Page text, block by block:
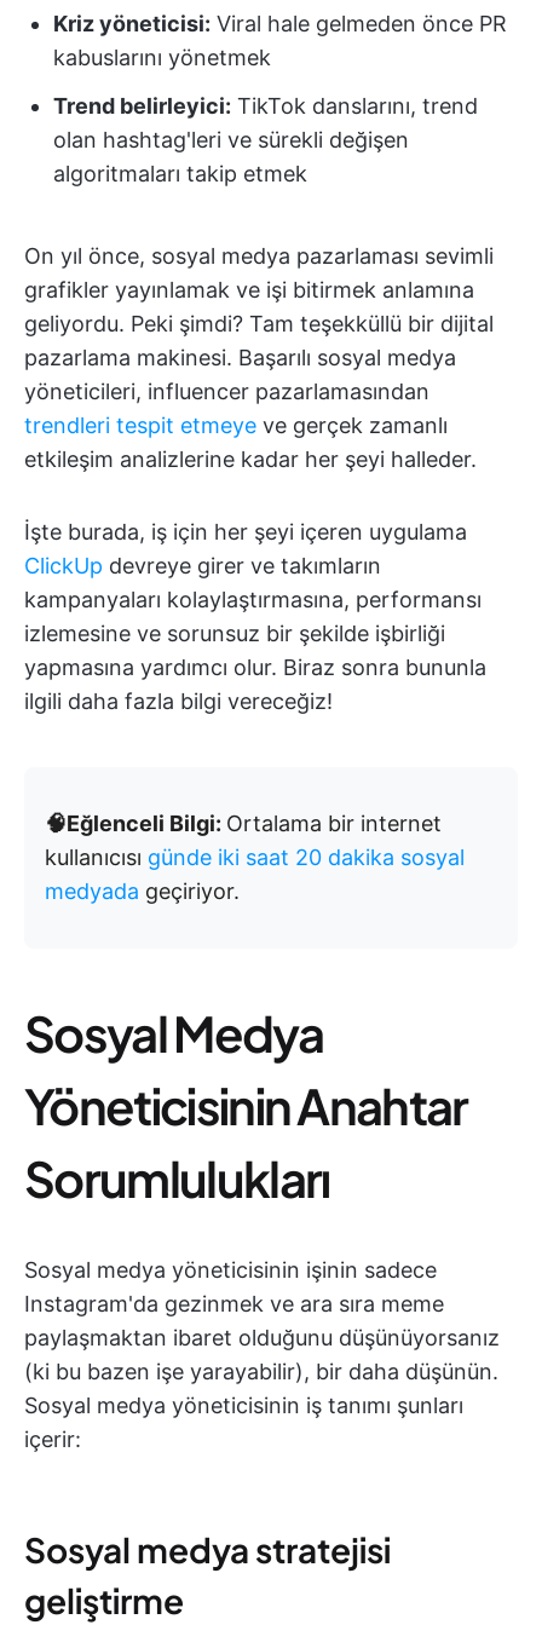
Kriz yöneticisi: Viral hale gelmeden önce PR
kabuslarını yönetmek
Trend belirleyici: TikTok danslarını, trend
olan hashtag'leri ve sürekli değişen
algoritmaları takip etmek
On yıl önce, sosyal medya pazarlaması sevimli
grafikler yayınlamak ve işi bitirmek anlamına
geliyordu. Peki şimdi? Tam teşekküllü bir dijital
pazarlama makinesi. Başarılı sosyal medya
yöneticileri, influencer pazarlamasından
trendleri tespit etmeye ve gerçek zamanlı
etkileşim analizlerine kadar her şeyi halleder.
İşte burada, iş için her şeyi içeren uygulama
ClickUp devreye girer ve takımların
kampanyaları kolaylaştırmasına, performansı
izlemesine ve sorunsuz bir şekilde işbirliği
yapmasına yardımcı olur. Biraz sonra bununla
ilgili daha fazla bilgi vereceğiz!
🧠Eğlenceli Bilgi: Ortalama bir internet
kullanıcısı günde iki saat 20 dakika sosyal
medyada geçiriyor.
Sosyal Medya
Yöneticisinin Anahtar
Sorumlulukları
Sosyal medya yöneticisinin işinin sadece
Instagram'da gezinmek ve ara sıra meme
paylaşmaktan ibaret olduğunu düşünüyorsanız
(ki bu bazen işe yarayabilir), bir daha düşünün.
Sosyal medya yöneticisinin iş tanımı şunları
içerir:
Sosyal medya stratejisi
geliştirme